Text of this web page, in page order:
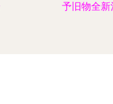
予旧物全新